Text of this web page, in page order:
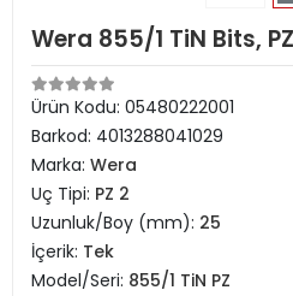
Wera 855/1 TiN Bits,
Ürün Kodu: 05480222001
Barkod: 4013288041029
Marka: Wera
Uç Tipi: PZ 2
Uzunluk/Boy (mm): 25
İçerik: Tek
Model/Seri: 855/1 TiN PZ